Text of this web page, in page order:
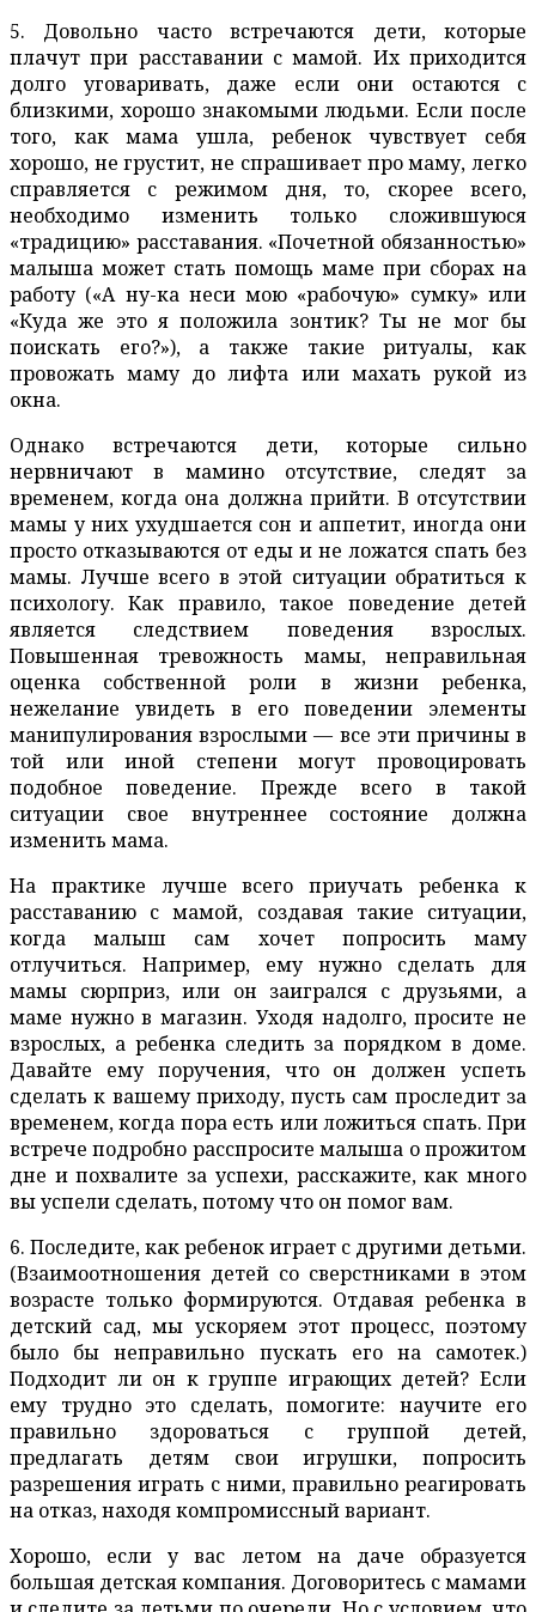
5. Довольно часто встречаются дети, которые
плачут при расставании с мамой. Их приходится
долго уговаривать, даже если они остаются с
близкими, хорошо знакомыми людьми. Если после
того, как мама ушла, ребенок чувствует себя
хорошо, не грустит, не спрашивает про маму, легко
справляется с режимом дня, то, скорее всего,
необходимо изменить только сложившуюся
«традицию» расставания. «Почетной обязанностью»
малыша может стать помощь маме при сборах на
работу («А ну-ка неси мою «рабочую» сумку» или
«Куда же это я положила зонтик? Ты не мог бы
поискать его?»), а также такие ритуалы, как
провожать маму до лифта или махать рукой из
окна.
Однако встречаются дети, которые сильно
нервничают в мамино отсутствие, следят за
временем, когда она должна прийти. В отсутствии
мамы у них ухудшается сон и аппетит, иногда они
просто отказываются от еды и не ложатся спать без
мамы. Лучше всего в этой ситуации обратиться к
психологу. Как правило, такое поведение детей
является следствием поведения взрослых.
Повышенная тревожность мамы, неправильная
оценка собственной роли в жизни ребенка,
нежелание увидеть в его поведении элементы
манипулирования взрослыми — все эти причины в
той или иной степени могут провоцировать
подобное поведение. Прежде всего в такой
ситуации свое внутреннее состояние должна
изменить мама.
На практике лучше всего приучать ребенка к
расставанию с мамой, создавая такие ситуации,
когда малыш сам хочет попросить маму
отлучиться. Например, ему нужно сделать для
мамы сюрприз, или он заигрался с друзьями, а
маме нужно в магазин. Уходя надолго, просите не
взрослых, а ребенка следить за порядком в доме.
Давайте ему поручения, что он должен успеть
сделать к вашему приходу, пусть сам проследит за
временем, когда пора есть или ложиться спать. При
встрече подробно расспросите малыша о прожитом
дне и похвалите за успехи, расскажите, как много
вы успели сделать, потому что он помог вам.
6. Последите, как ребенок играет с другими детьми.
(Взаимоотношения детей со сверстниками в этом
возрасте только формируются. Отдавая ребенка в
детский сад, мы ускоряем этот процесс, поэтому
было бы неправильно пускать его на самотек.)
Подходит ли он к группе играющих детей? Если
ему трудно это сделать, помогите: научите его
правильно здороваться с группой детей,
предлагать детям свои игрушки, попросить
разрешения играть с ними, правильно реагировать
на отказ, находя компромиссный вариант.
Хорошо, если у вас летом на даче образуется
большая детская компания. Договоритесь с мамами